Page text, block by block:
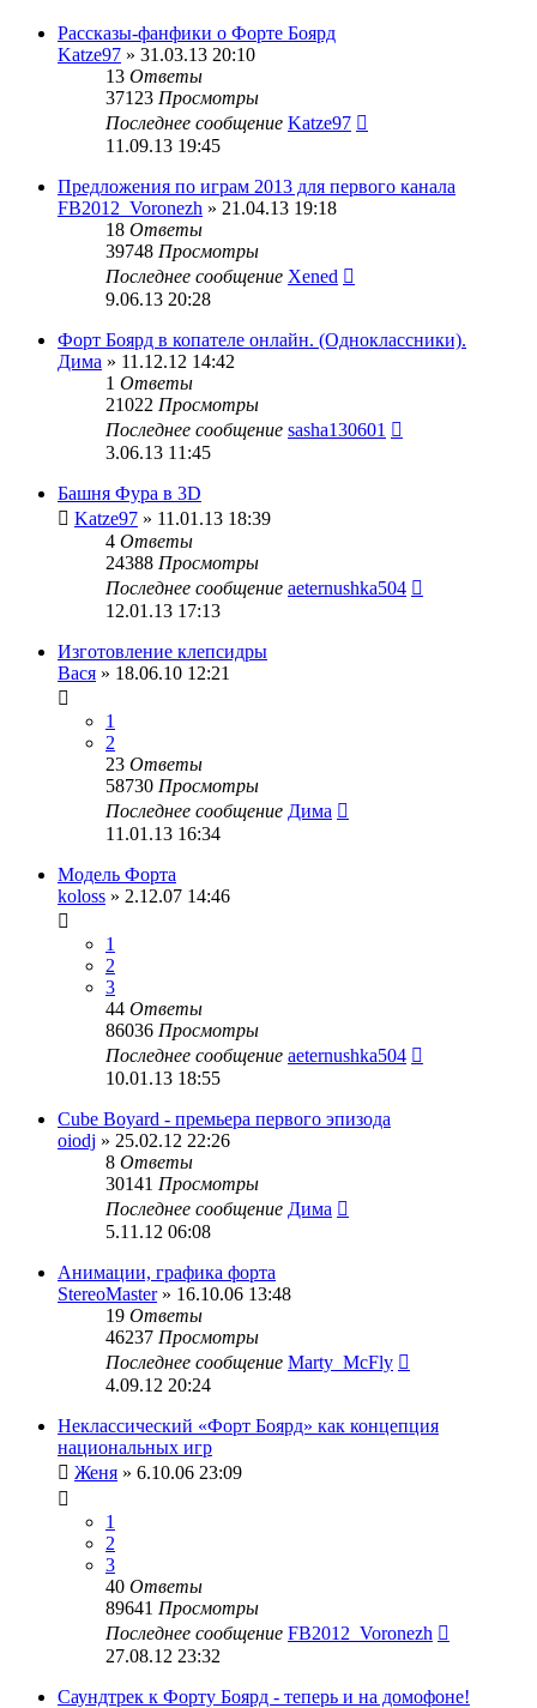
Рассказы-фанфики о Форте Боярд
Katze97 » 31.03.13 20:10
13 Ответы
37123 Просмотры
Последнее сообщение Katze97
11.09.13 19:45
Предложения по играм 2013 для первого канала
FB2012_Voronezh » 21.04.13 19:18
18 Ответы
39748 Просмотры
Последнее сообщение Xened
9.06.13 20:28
Форт Боярд в копателе онлайн. (Одноклассники).
Дима » 11.12.12 14:42
1 Ответы
21022 Просмотры
Последнее сообщение sasha130601
3.06.13 11:45
Башня Фура в 3D
Katze97 » 11.01.13 18:39
4 Ответы
24388 Просмотры
Последнее сообщение aeternushka504
12.01.13 17:13
Изготовление клепсидры
Вася » 18.06.10 12:21
1
2
23 Ответы
58730 Просмотры
Последнее сообщение Дима
11.01.13 16:34
Модель Форта
koloss » 2.12.07 14:46
1
2
3
44 Ответы
86036 Просмотры
Последнее сообщение aeternushka504
10.01.13 18:55
Cube Boyard - премьера первого эпизода
oiodj » 25.02.12 22:26
8 Ответы
30141 Просмотры
Последнее сообщение Дима
5.11.12 06:08
Анимации, графика форта
StereoMaster» 16.10.06 13:48
19 Ответы
46237 Просмотры
Последнее сообщение Marty_McFly
4.09.12 20:24
Неклассический «Форт Боярд» как концепция
национальных игр
Женя » 6.10.06 23:09
1
2
3
40 Ответы
89641 Просмотры
Последнее сообщение FB2012_Voronezh
27.08.12 23:32
Саундтрек к Форту Боярд - теперь и на домофоне!